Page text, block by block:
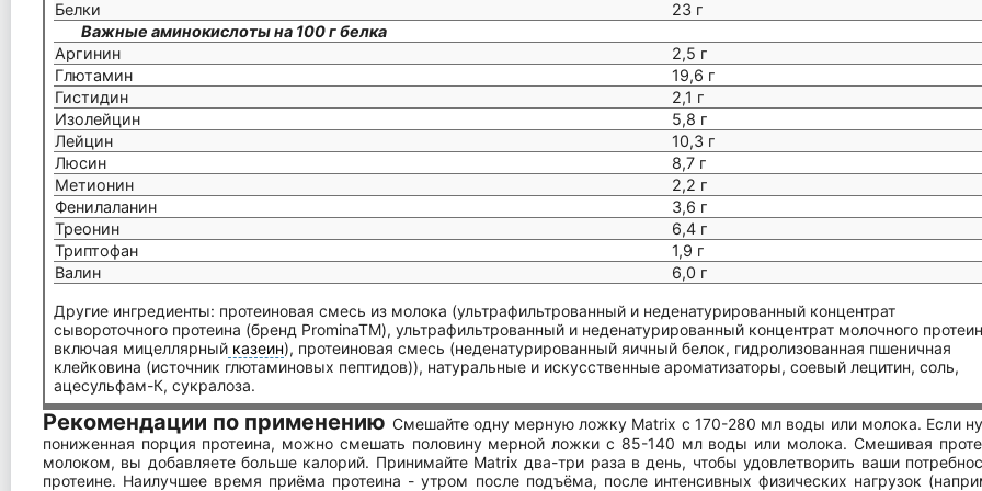
Белки
23 г
Важные аминокислоты на 100 г белка
Аргинин
2,5 г
Глютамин
19,6 г
Гистидин
2,1 г
Изолейцин
5,8 г
Лейцин
10,3 г
Люсин
8,7 г
Метионин
2,2 г
Фенилаланин
З,6 г
Треонин
6,4 г
Триптофан
1,9 г
Валин
6,0 г
Другие ингредиенты: протеиновая смесь из молока (ультрафильтрованный и неденатурированный концентрат
сывороточного протеина (бренд ProminaTM), ультрафильтрованный и неденатурированный концентрат молочного
включая мицеллярныйказеин), протеиновая смесь (неденатурированный яичный белок, гидролизованная пшеничная
клейковина (источник глютаминовых пептидов)), натуральные и искусственные ароматизаторы, соевый лецитин, соль,
ацесульфам-К, сукралоза.
Рекомендации по применению Смешайте одну мерную ложку Matrix с 170-280 мл воды или молока. Если
пониженная порция протеина, можно смешать половину мерной ложки с 85-140 мл воды или молока. Смешивая
молоком, вы добавляете больше калорий. Принимайте Matrix два-три раза в день, чтобы удовлетворить ваши
протеине. Наилучшее время приёма протеина - утром после подъёма, после интенсивных физических нагрузок